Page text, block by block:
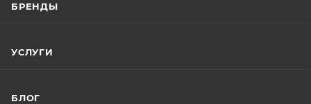
БРЕНДЫ
УСЛУГИ
БЛОГ